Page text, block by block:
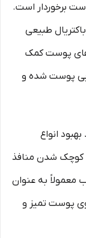
برخوردار است.
طبیعی
پوست کمک
پوست شده و
زینک ۱٪ می‌تواند بهبود انواع
کوچک شدن منافذ
معمولاً به عنوان
پوست تمیز و